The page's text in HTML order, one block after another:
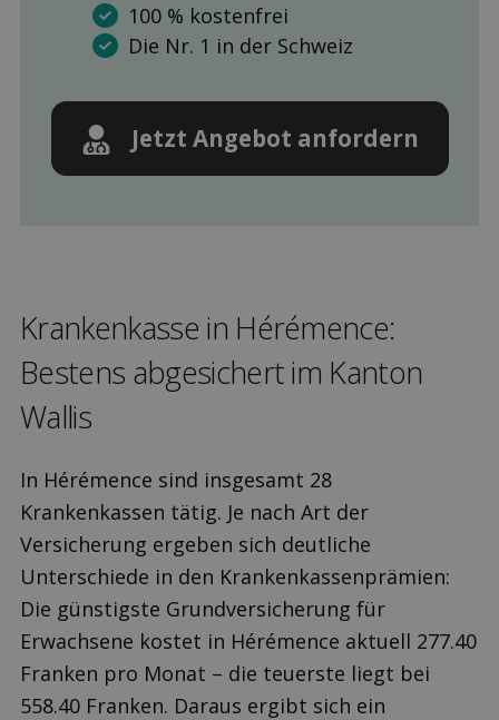
100 % kostenfrei
Die Nr. 1 in der Schweiz
Jetzt Angebot anfordern
Kranken­kasse in Hérémence:
Bestens ab­gesichert im Kanton
Wallis
In Hérémence sind insgesamt 28
Krankenkassen tätig. Je nach Art der
Versicherung ergeben sich deutliche
Unterschiede in den Krankenkassenprämien:
Die günstigste Grundversicherung für
Erwachsene kostet in Hérémence aktuell 277.40
Franken pro Monat – die teuerste liegt bei
558.40 Franken. Daraus ergibt sich ein